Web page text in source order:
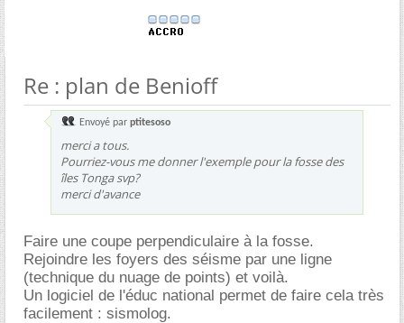
Re : plan de Benioff
Envoyé par ptitesoso
merci a tous.
Pourriez-vous me donner l'exemple pour la fosse des
îles Tonga svp?
merci d'avance
Faire une coupe perpendiculaire à la fosse.
Rejoindre les foyers des séisme par une ligne
(technique du nuage de points) et voilà.
Un logiciel de l'éduc national permet de faire cela très
facilement : sismolog.